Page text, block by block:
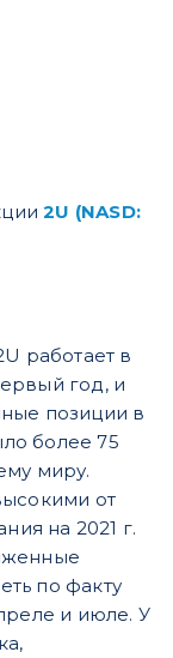
2U (NASD:
работает в
год, и
позиции в
более 75
миру.
от
на 2021 г.
по факту
и июле. У